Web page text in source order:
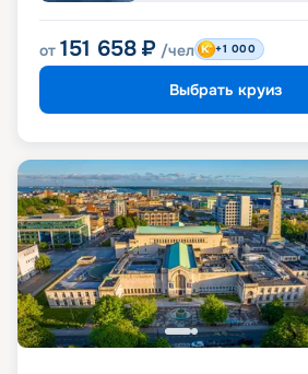
от 151 658 ₽ /чел +1 000
Выбрать круиз